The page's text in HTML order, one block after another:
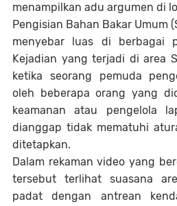
menampilkan adu argumen di
Pengisian Bahan Bakar Umum
menyebar luas di berbagai
Kejadian yang terjadi di area
ketika seorang pemuda
oleh beberapa orang yang
keamanan atau pengelola
dianggap tidak mematuhi
ditetapkan.
Dalam rekaman video yang
tersebut terlihat suasana
padat dengan antrean